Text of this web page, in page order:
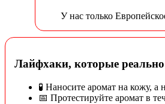
У нас только
Лайфхаки, которые
🧪 Наносите аромат на кожу, а
📅 Протестируйте аромат в